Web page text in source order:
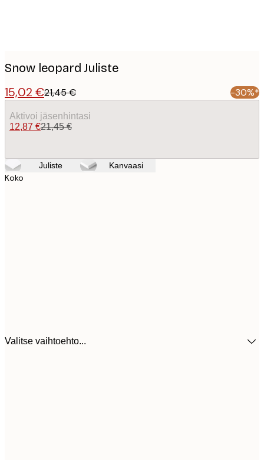
Snow leopard Juliste
15,02 €21,45 € -30%*
Aktivoi jäsenhintasi
12,87 €21,45 €
Juliste Kanvaasi
Koko
Valitse vaihtoehto...